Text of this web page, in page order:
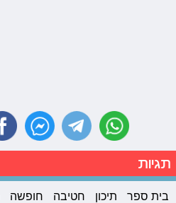
תגיות
בית ספר תיכון חטיבה חופשה